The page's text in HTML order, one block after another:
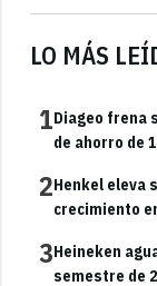
LO MÁS
1Diageo frena
de ahorro de
2Henkel eleva
crecimiento
3Heineken
semestre de